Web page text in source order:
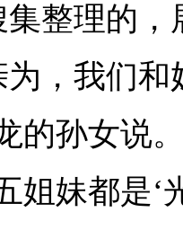
整理的
，我们
的孙女说
姐妹都是‘